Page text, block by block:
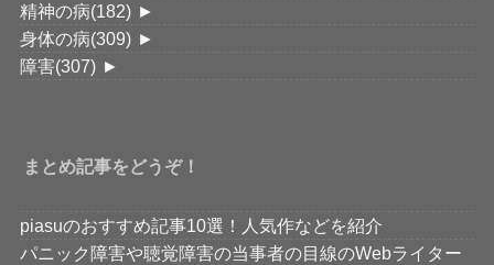
精神の病(182) ►
身体の病(309) ►
障害(307) ►
まとめ記事をどうぞ！
piasuのおすすめ記事10選！人気作などを紹介
パニック障害や聴覚障害の当事者の目線のWebライター